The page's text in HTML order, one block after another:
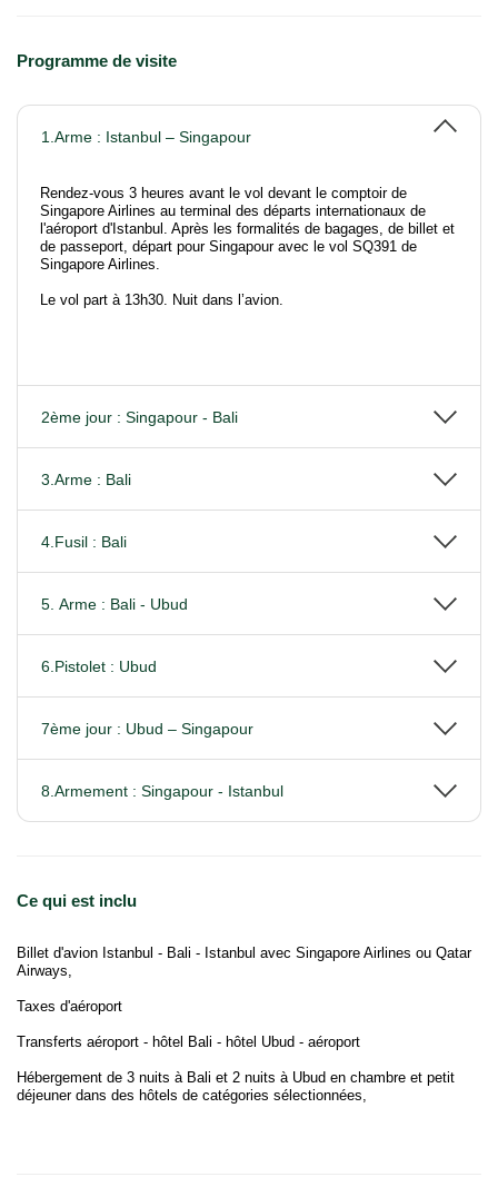
Programme de visite
1.Arme : Istanbul – Singapour
Rendez-vous 3 heures avant le vol devant le comptoir de
Singapore Airlines au terminal des départs internationaux de
l'aéroport d'Istanbul. Après les formalités de bagages, de billet et
de passeport, départ pour Singapour avec le vol SQ391 de
Singapore Airlines.
Le vol part à 13h30. Nuit dans l’avion.
2ème jour : Singapour - Bali
3.Arme : Bali
4.Fusil : Bali
5. Arme : Bali - Ubud
6.Pistolet : Ubud
7ème jour : Ubud – Singapour
8.Armement : Singapour - Istanbul
Ce qui est inclu
Billet d'avion Istanbul - Bali - Istanbul avec Singapore Airlines ou Qatar
Airways,
Taxes d'aéroport
Transferts aéroport - hôtel Bali - hôtel Ubud - aéroport
Hébergement de 3 nuits à Bali et 2 nuits à Ubud en chambre et petit
déjeuner dans des hôtels de catégories sélectionnées,